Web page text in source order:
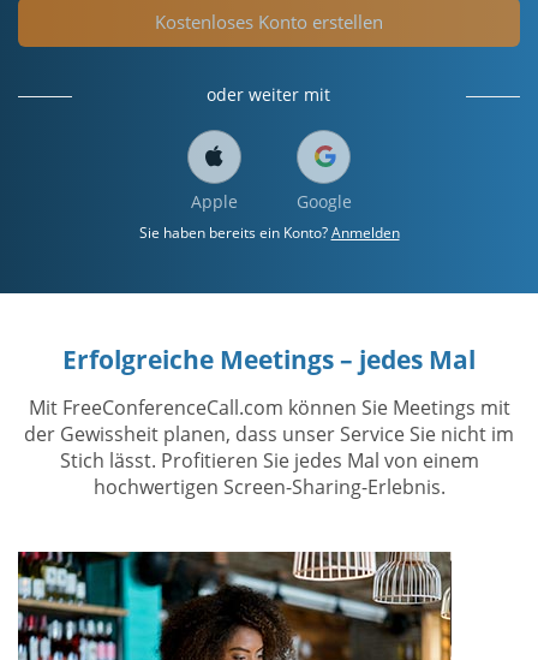
Kostenloses Konto erstellen
oder weiter mit
Apple Google
Sie haben bereits ein Konto?Anmelden
Erfolgreiche Meetings – jedes Mal
Mit FreeConferenceCall.com können Sie Meetings mit
der Gewissheit planen, dass unser Service Sie nicht im
Stich lässt. Profitieren Sie jedes Mal von einem
hochwertigen Screen-Sharing-Erlebnis.